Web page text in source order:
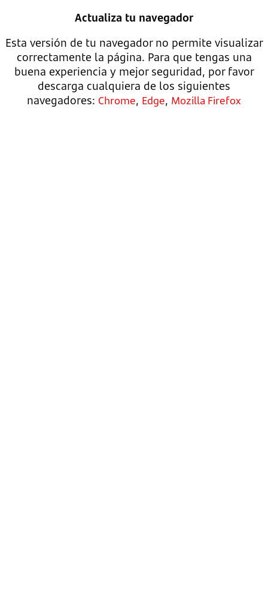
Actualiza tu navegador
Esta versión de tu navegador no permite visualizar
correctamente la página. Para que tengas una
buena experiencia y mejor seguridad, por favor
descarga cualquiera de los siguientes
navegadores: Chrome, Edge, Mozilla Firefox